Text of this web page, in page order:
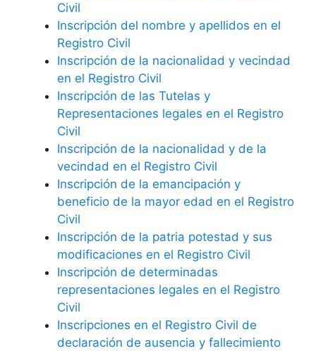
Civil
Inscripción del nombre y apellidos en el
Registro Civil
Inscripción de la nacionalidad y vecindad
en el Registro Civil
Inscripción de las Tutelas y
Representaciones legales en el Registro
Civil
Inscripción de la nacionalidad y de la
vecindad en el Registro Civil
Inscripción de la emancipación y
beneficio de la mayor edad en el Registro
Civil
Inscripción de la patria potestad y sus
modificaciones en el Registro Civil
Inscripción de determinadas
representaciones legales en el Registro
Civil
Inscripciones en el Registro Civil de
declaración de ausencia y fallecimiento